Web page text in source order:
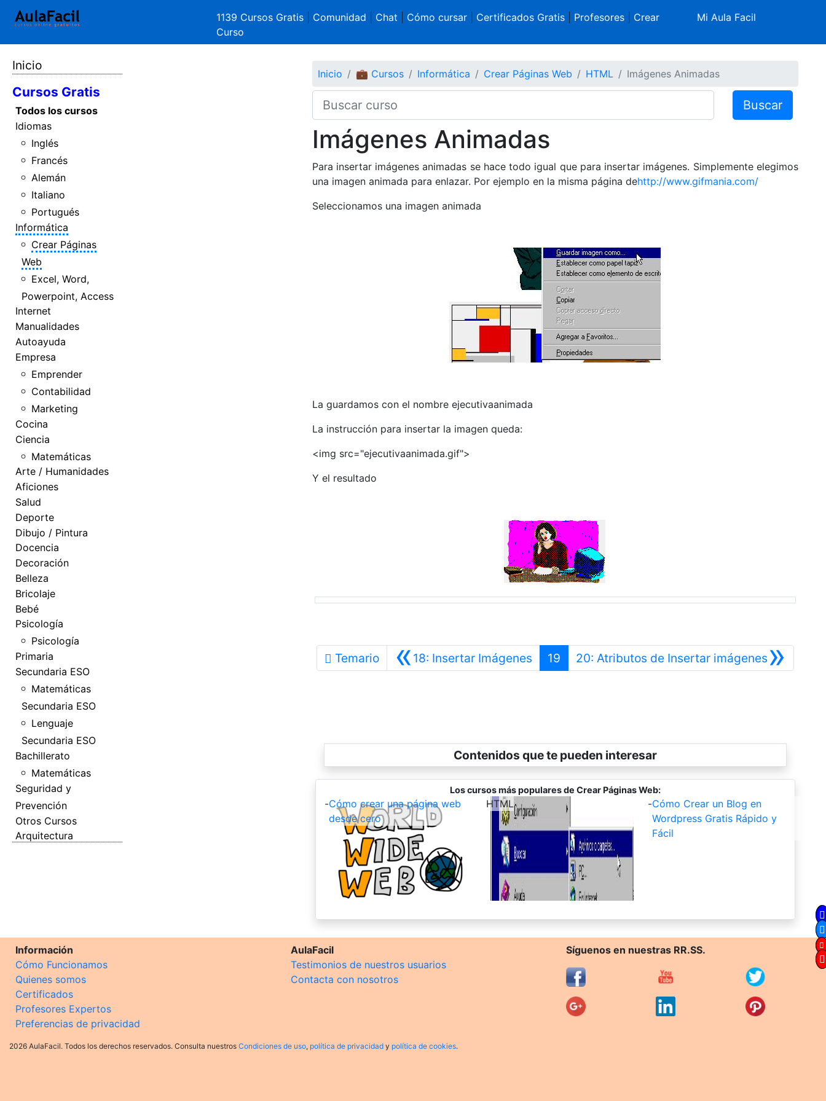
1139 Cursos Gratis Comunidad Chat Cómo cursar| Certificados Gratis| Profesores| Crear
Curso
Mi Aula Facil
Inicio
Cursos Gratis
Todos los cursos
Idiomas
Inglés
Francés
Alemán
Italiano
Portugués
Informática
Crear Páginas
Web
Excel, Word,
Powerpoint, Access
Internet
Manualidades
Autoayuda
Empresa
Emprender
Contabilidad
Marketing
Cocina
Ciencia
Matemáticas
Arte / Humanidades
Aficiones
Salud
Deporte
Dibujo / Pintura
Docencia
Decoración
Belleza
Bricolaje
Bebé
Psicología
Psicología
Primaria
Secundaria ESO
Matemáticas
Secundaria ESO
Lenguaje
Secundaria ESO
Bachillerato
Matemáticas
Seguridad y
Prevención
Otros Cursos
Arquitectura
Inicio 💼 Cursos Informática Crear Páginas Web HTML Imágenes Animadas
Buscar
Imágenes Animadas
Para insertar imágenes animadas se hace todo igual que para insertar imágenes. Simplemente elegimos
una imagen animada para enlazar. Por ejemplo en la misma página dehttp://www.gifmania.com/
Seleccionamos una imagen animada
La guardamos con el nombre ejecutivaanimada
La instrucción para insertar la imagen queda:
<img src="ejecutivaanimada.gif">
Y el resultado
Temario «18: Insertar ImágenesAnterior
19 »
20: Atributos de Insertar imágenesSiguiente
Contenidos que te pueden interesar
Los cursos más populares de Crear Páginas Web:
-Cómo crear una página web
desde cero
-
HTML -Cómo Crear un Blog en
Wordpress Gratis Rápido y
Fácil
Información
Cómo Funcionamos
Quienes somos
Certificados
Profesores Expertos
Preferencias de privacidad
AulaFacil
Testimonios de nuestros usuarios
Contacta con nosotros
Síguenos en nuestras RR.SS.
2026 AulaFacil. Todos los derechos reservados. Consulta nuestros Condiciones de uso, política de privacidad y política de cookies.